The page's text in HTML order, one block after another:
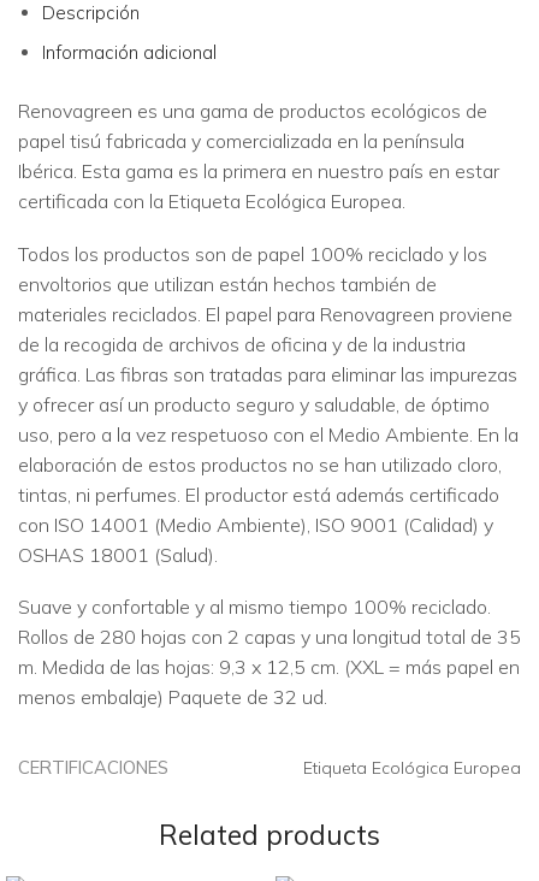
Descripción
Información adicional
Renovagreen es una gama de productos ecológicos de
papel tisú fabricada y comercializada en la península
Ibérica. Esta gama es la primera en nuestro país en estar
certificada con la Etiqueta Ecológica Europea.
Todos los productos son de papel 100% reciclado y los
envoltorios que utilizan están hechos también de
materiales reciclados. El papel para Renovagreen proviene
de la recogida de archivos de oficina y de la industria
gráfica. Las fibras son tratadas para eliminar las impurezas
y ofrecer así un producto seguro y saludable, de óptimo
uso, pero a la vez respetuoso con el Medio Ambiente. En la
elaboración de estos productos no se han utilizado cloro,
tintas, ni perfumes. El productor está además certificado
con ISO 14001 (Medio Ambiente), ISO 9001 (Calidad) y
OSHAS 18001 (Salud).
Suave y confortable y al mismo tiempo 100% reciclado.
Rollos de 280 hojas con 2 capas y una longitud total de 35
m. Medida de las hojas: 9,3 x 12,5 cm. (XXL = más papel en
menos embalaje) Paquete de 32 ud.
CERTIFICACIONES Etiqueta Ecológica Europea
Related products